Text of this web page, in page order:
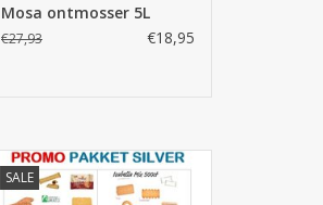
Mosa ontmosser 5L
€27,93 €18,95
SALE
Promo Pack Silver ± 3620
koffiekoekjes - MEGA DEAL